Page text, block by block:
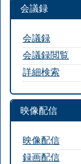
会議録
会議録
会議録閲覧
詳細検索
映像配信
映像配信
録画配信